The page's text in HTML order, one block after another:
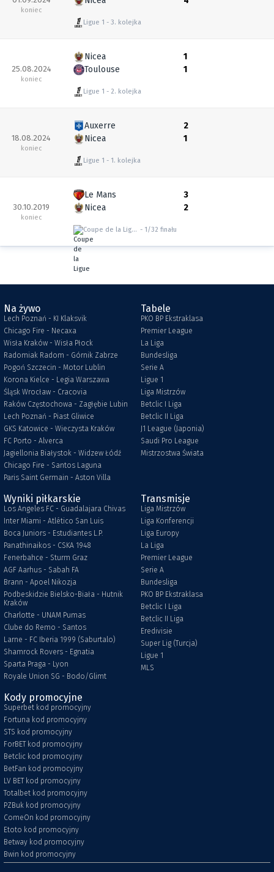
koniec
Ligue 1 3. kolejka
25.08.2024
koniec
Nicea
Toulouse
Ligue 1 2. kolejka
1
1
18.08.2024
koniec
Auxerre
Nicea
Ligue 1 1. kolejka
2
1
30.10.2019
koniec
Le Mans
Nicea
Coupe de la Ligue 1/32 finału
3
2
Na żywo
Lech Poznań - KI Klaksvik
Chicago Fire - Necaxa
Wisła Kraków - Wisła Płock
Radomiak Radom - Górnik Zabrze
Pogoń Szczecin - Motor Lublin
Korona Kielce - Legia Warszawa
Śląsk Wrocław - Cracovia
Raków Częstochowa - Zagłębie Lubin
Lech Poznań - Piast Gliwice
GKS Katowice - Wieczysta Kraków
FC Porto - Alverca
Jagiellonia Białystok - Widzew Łódź
Chicago Fire - Santos Laguna
Paris Saint Germain - Aston Villa
Tabele
PKO BP Ekstraklasa
Premier League
La Liga
Bundesliga
Serie A
Ligue 1
Liga Mistrzów
Betclic I Liga
Betclic II Liga
J1 League (Japonia)
Saudi Pro League
Mistrzostwa Świata
Wyniki piłkarskie
Los Angeles FC - Guadalajara Chivas
Inter Miami - Atlético San Luis
Boca Juniors - Estudiantes L.P.
Panathinaikos - CSKA 1948
Fenerbahce - Sturm Graz
AGF Aarhus - Sabah FA
Brann - Apoel Nikozja
Podbeskidzie Bielsko-Biała - Hutnik
Kraków
Charlotte - UNAM Pumas
Clube do Remo - Santos
Larne - FC Iberia 1999 (Saburtalo)
Shamrock Rovers - Egnatia
Sparta Praga - Lyon
Royale Union SG - Bodo/Glimt
Transmisje
Liga Mistrzów
Liga Konferencji
Liga Europy
La Liga
Premier League
Serie A
Bundesliga
PKO BP Ekstraklasa
Betclic I Liga
Betclic II Liga
Eredivisie
Super Lig (Turcja)
Ligue 1
MLS
Kody promocyjne
Superbet kod promocyjny
Fortuna kod promocyjny
STS kod promocyjny
ForBET kod promocyjny
Betclic kod promocyjny
BetFan kod promocyjny
LV BET kod promocyjny
Totalbet kod promocyjny
PZBuk kod promocyjny
ComeOn kod promocyjny
Etoto kod promocyjny
Betway kod promocyjny
Bwin kod promocyjny